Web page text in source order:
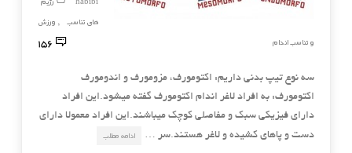
های تناسب
, ورزش
و تناسب اندام
156
سه نوع تیپ بدنی داریم: اکتومورف، مزومورف و اندومورف
اکتومورف: به افراد لاغر اندام اکتومورف گفته میشود.این افراد
دارای فیزیکی‌ سبک و مفاصلی کوچک میباشند.این افراد معمولا دارای
دست و پاهای کشیده و لاغر هستند.سر …
ادامه مطلب